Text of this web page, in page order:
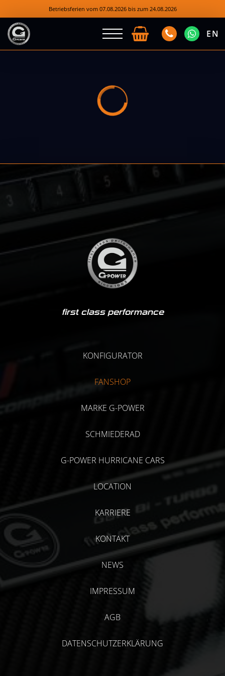
Betriebsferien vom 07.08.2026 bis zum 24.08.2026
EN
first class performance
KONFIGURATOR
FANSHOP
MARKE G-POWER
SCHMIEDERAD
G-POWER HURRICANE CARS
LOCATION
KARRIERE
KONTAKT
NEWS
IMPRESSUM
AGB
DATENSCHUTZERKLÄRUNG